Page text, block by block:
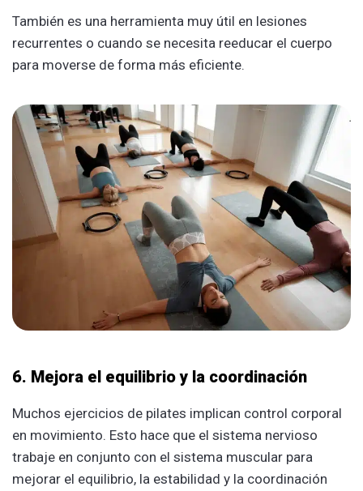
También es una herramienta muy útil en lesiones
recurrentes o cuando se necesita reeducar el cuerpo
para moverse de forma más eficiente.
6. Mejora el equilibrio y la coordinación
Muchos ejercicios de pilates implican control corporal
en movimiento. Esto hace que el sistema nervioso
trabaje en conjunto con el sistema muscular para
mejorar el equilibrio, la estabilidad y la coordinación